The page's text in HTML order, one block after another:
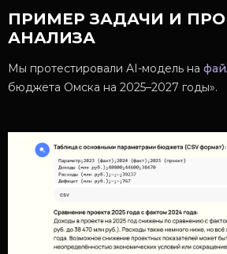
ПРИМЕР ЗАДАЧИ И
АНАЛИЗА
Мы протестировали AI-модель на
бюджета Омска на 2025–2027 годы».